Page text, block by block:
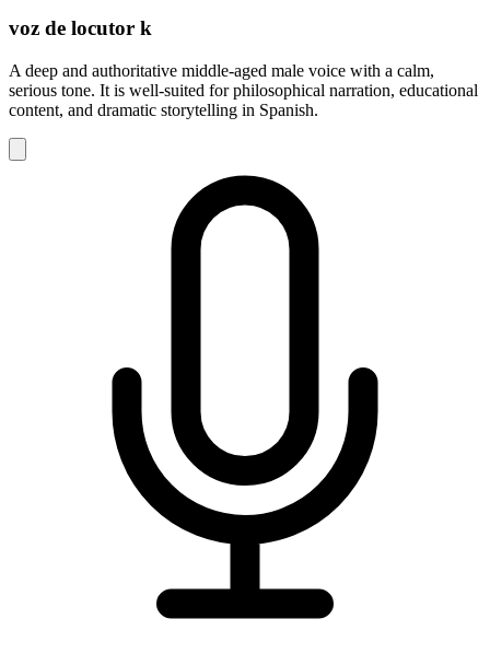
voz de locutor k
A deep and authoritative middle-aged male voice with a calm,
serious tone. It is well-suited for philosophical narration, educational
content, and dramatic storytelling in Spanish.